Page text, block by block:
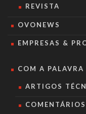
REVISTA
OVONEWS
EMPRESAS &
COM A PALAVRA
ARTIGOS